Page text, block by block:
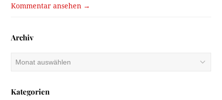
Kommentar ansehen →
Archiv
Archiv
Kategorien